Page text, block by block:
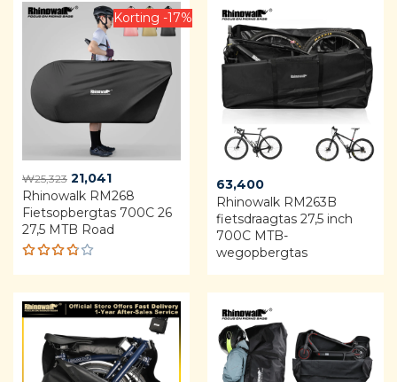
Korting -17%
₩25,323 Original
price
was:
₩25,323.
21,041Current
price
is:
₩21,041.
Rhinowalk RM268
Fietsopbergtas 700C 26
27,5 MTB Road
Rated
3.75
out of
5
63,400
Rhinowalk RM263B
fietsdraagtas 27,5 inch
700C MTB-
wegopbergtas